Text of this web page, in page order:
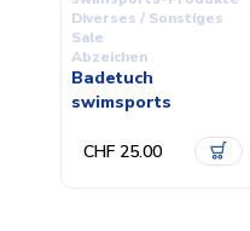
Diverses / Sonstiges
Sale
Abzeichen
Badetuch
swimsports
CHF 25.00